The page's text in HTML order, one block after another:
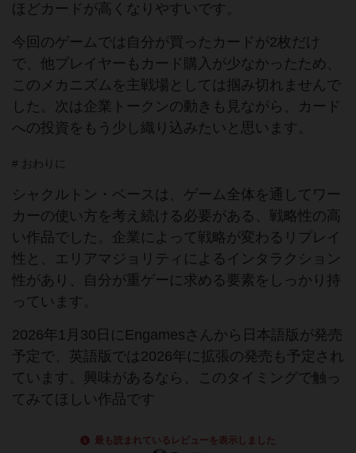
ほどカードが高くなりやすいです。
今回のゲームでは自分が買ったカードが2枚だけ
で、他プレイヤーもカード購入が少なかったため、
このメカニズムを主戦場としては掴み切れませんで
した。次は企業トークンの動きも見ながら、カード
への投資をもう少し織り込みたいと思います。
# おわりに
シャクルトン・ベースは、ゲーム全体を通してワー
カーの使い方を考え続ける必要がある、戦略性の高
い作品でした。企業によって戦略が変わるリプレイ
性と、エリアマジョリティによるインタラクション
性があり、自分が重ゲーに求める要素をしっかり持
っています。
2026年1月30日にEngamesさんから日本語版が発売
予定で、英語版では2026年に拡張の発売も予定され
ています。興味があるなら、このタイミングで触っ
てみてほしい作品です
最も読まれているレビューを表示しました